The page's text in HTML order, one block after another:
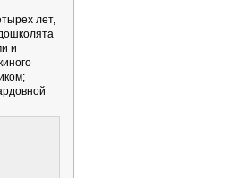
лет,
и